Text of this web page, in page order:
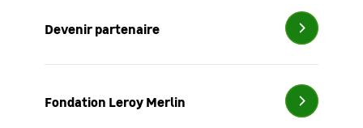
Devenir partenaire
Fondation Leroy Merlin